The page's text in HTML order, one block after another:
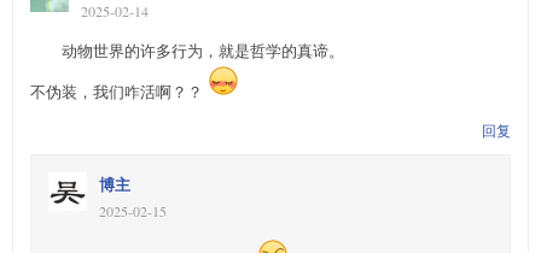
2025-02-14
动物世界的许多行为，就是哲学的真谛。
不伪装，我们咋活啊？？
回复
博主
2025-02-15